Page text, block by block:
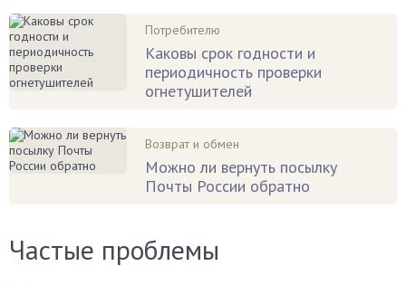
Потребителю
Каковы срок годности и
периодичность проверки
огнетушителей
Возврат и обмен
Можно ли вернуть посылку
Почты России обратно
Частые проблемы